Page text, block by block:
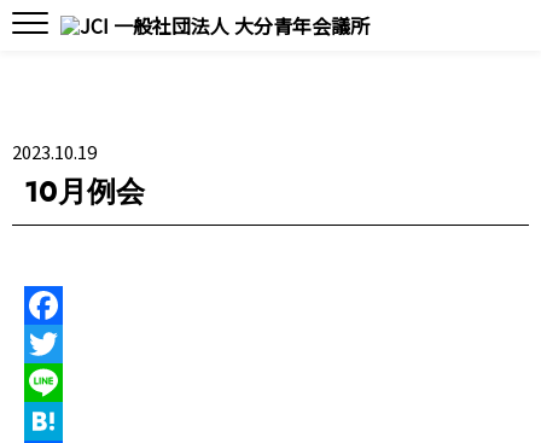
2023.10.19
10月例会
F
a
c
T
w
L